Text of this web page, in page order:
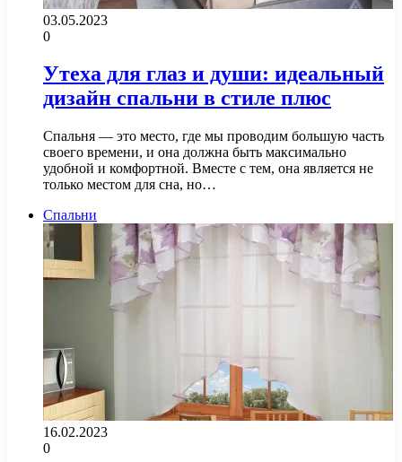
03.05.2023
0
Утеха для глаз и души: идеальный
дизайн спальни в стиле плюс
Спальня — это место, где мы проводим большую часть
своего времени, и она должна быть максимально
удобной и комфортной. Вместе с тем, она является не
только местом для сна, но…
Спальни
16.02.2023
0